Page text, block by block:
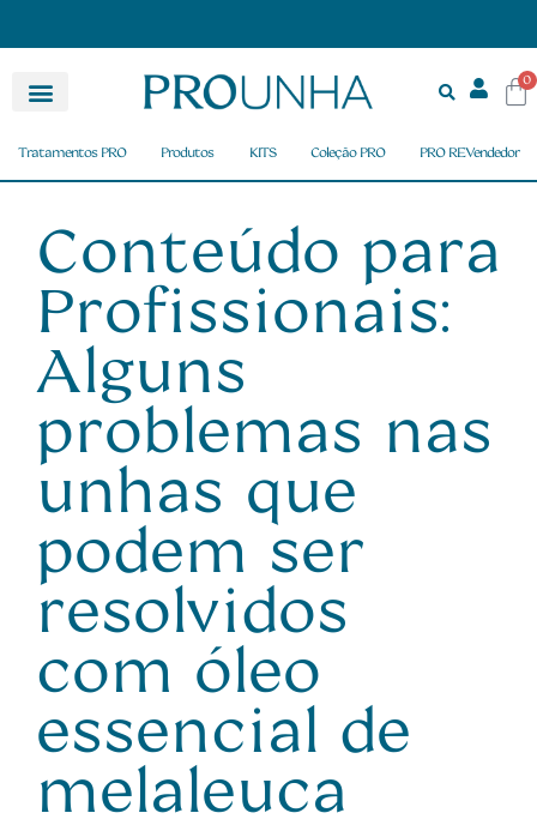
0
Tratamentos PRO Produtos KITS Coleção PRO PRO REVendedor
Conteúdo para
Profissionais:
Alguns
problemas nas
unhas que
podem ser
resolvidos
com óleo
essencial de
melaleuca